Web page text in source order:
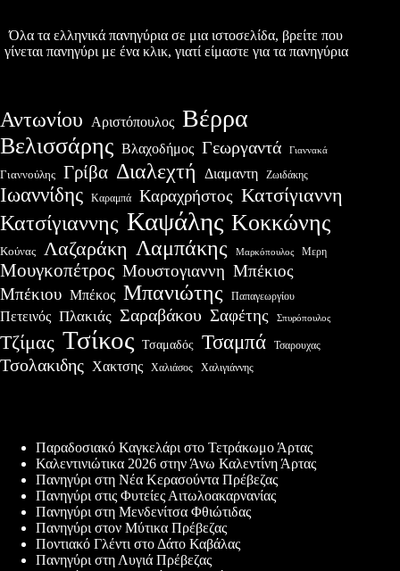
Όλα τα ελληνικά πανηγύρια σε μια ιστοσελίδα, βρείτε που
γίνεται πανηγύρι με ένα κλικ, γιατί είμαστε για τα πανηγύρια
Αντωνίου Αριστόπουλος Βέρρα
Βελισσάρης Βλαχοδήμος Γεωργαντά Γιαννακά
Γιαννούλης Γρίβα Διαλεχτή Διαμαντη Ζωιδάκης
Ιωαννίδης Καραμπά Καραχρήστος Κατσίγιαννη
Κατσίγιαννης Καψάλης Κοκκώνης
Κούνας Λαζαράκη Λαμπάκης Μαρκόπουλος Μερη
Μουγκοπέτρος Μουστογιαννη Μπέκιος
Μπέκιου Μπέκος Μπανιώτης Παπαγεωργίου
Πετεινός Πλακιάς Σαραβάκου Σαφέτης Σπυρόπουλος
Τζίμας Τσίκος Τσαμαδός Τσαμπά Τσαρουχας
Τσολακιδης Χακτσης Χαλιάσος Χαλιγιάννης
Παραδοσιακό Καγκελάρι στο Τετράκωμο Άρτας
Καλεντινιώτικα 2026 στην Άνω Καλεντίνη Άρτας
Πανηγύρι στη Νέα Κερασούντα Πρέβεζας
Πανηγύρι στις Φυτείες Αιτωλοακαρνανίας
Πανηγύρι στη Μενδενίτσα Φθιώτιδας
Πανηγύρι στον Μύτικα Πρέβεζας
Ποντιακό Γλέντι στο Δάτο Καβάλας
Πανηγύρι στη Λυγιά Πρέβεζας